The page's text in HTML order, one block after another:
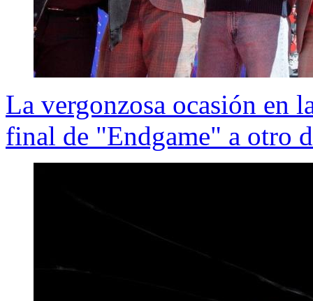
La vergonzosa ocasión en
final de "Endgame" a otro